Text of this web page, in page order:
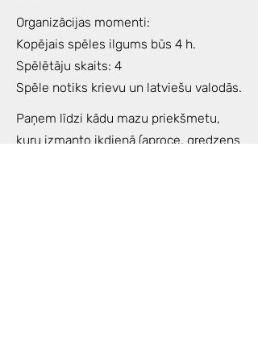
Organizācijas momenti:
Kopējais spēles ilgums būs 4 h.
Spēlētāju skaits: 4
Spēle notiks krievu un latviešu valodās.
Paņem līdzi kādu mazu priekšmetu,
kuru izmanto ikdienā (aproce, gredzens